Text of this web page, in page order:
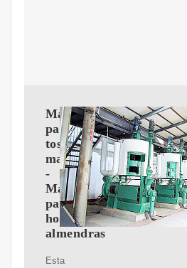
Máquina
para
tostar
maní
-
Máquina
para
hornear
almendras
Esta